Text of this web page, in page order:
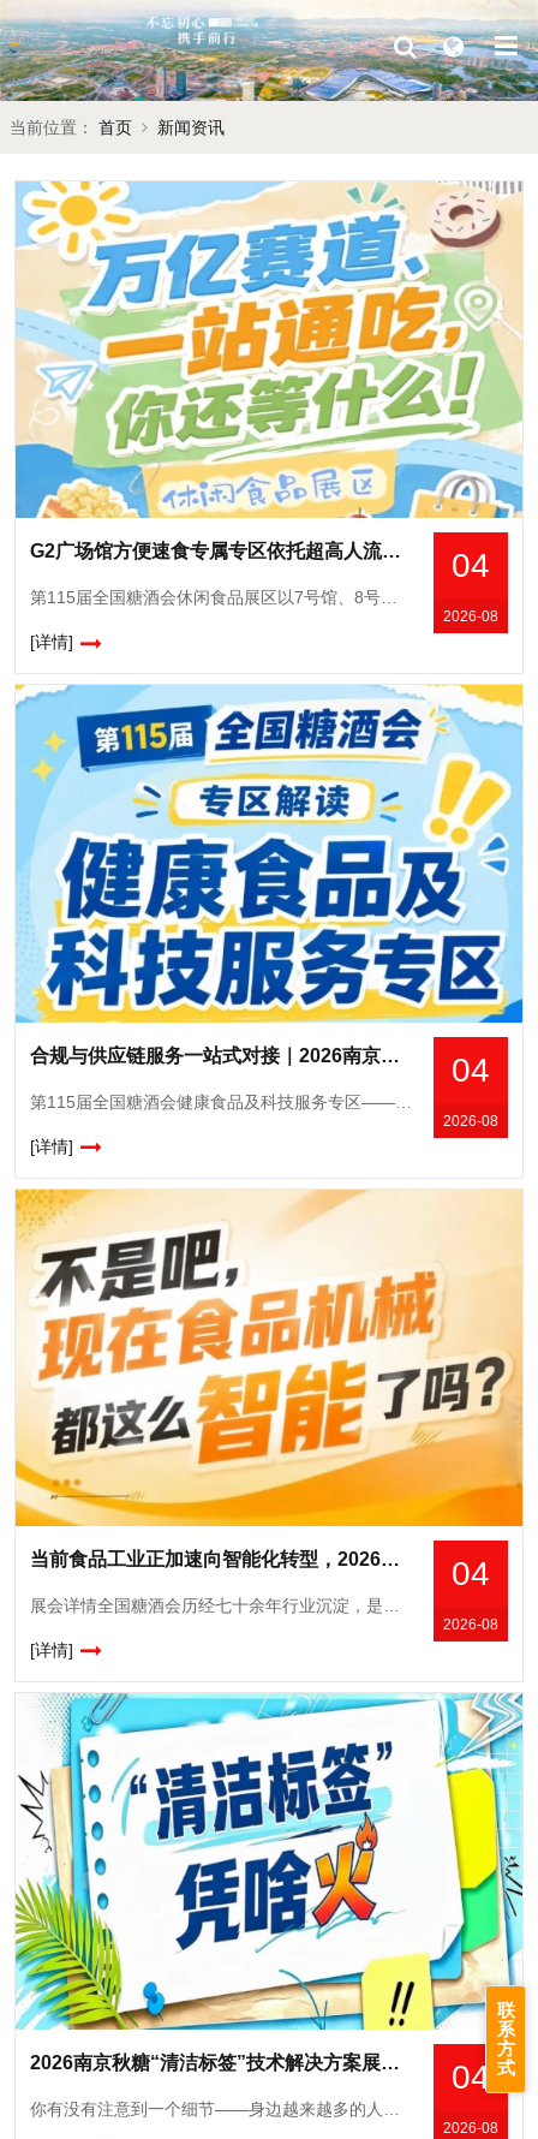
当前位置： 首页 新闻资讯
04
2026-08
G2广场馆方便速食专属专区依托超高人流优势，2026南京秋糖休闲食品展区新品试销爆品推广黄金场馆
第115届全国糖酒会休闲食品展区以7号馆、8号馆、10号馆及广场展厅G2馆的超大展示空间，实现休闲食品全品类连片呈现，是糖酒会展览面积**的核心板块之一。从国民零食、网红爆品到地域特产、节日礼盒，
[详情]
04
2026-08
合规与供应链服务一站式对接｜2026南京秋糖食品检测认证健康食品备案咨询知识产权服务
[详情]
04
2026-08
当前食品工业正加速向智能化转型，2026南京秋糖9号馆正当其时
[详情]
04
2026-08
2026南京秋糖“清洁标签”技术解决方案展｜保水护色防腐成本四重突破
你有没有注意到一个细节——身边越来越多的人，拿起一包东西先看背面。不是看热量，不是看营养成分，而是盯着配料表认真琢磨。大家现在就想知道一件事：我吃的这玩意儿，里面到底装了啥？这就是清洁标签（Cle
联
系
方
式